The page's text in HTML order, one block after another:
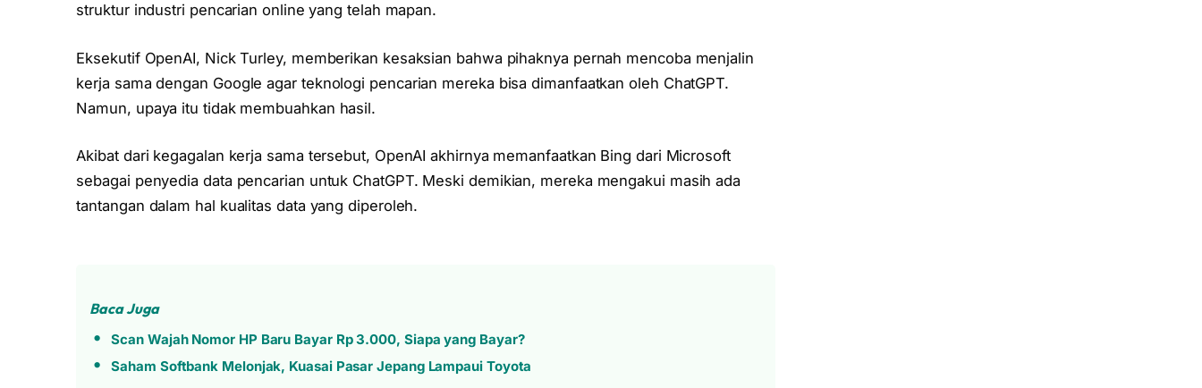
struktur industri pencarian online yang telah mapan.
Eksekutif OpenAI, Nick Turley, memberikan kesaksian bahwa pihaknya pernah mencoba menjalin
kerja sama dengan Google agar teknologi pencarian mereka bisa dimanfaatkan oleh ChatGPT.
Namun, upaya itu tidak membuahkan hasil.
Akibat dari kegagalan kerja sama tersebut, OpenAI akhirnya memanfaatkan Bing dari Microsoft
sebagai penyedia data pencarian untuk ChatGPT. Meski demikian, mereka mengakui masih ada
tantangan dalam hal kualitas data yang diperoleh.
Baca Juga
Scan Wajah Nomor HP Baru Bayar Rp 3.000, Siapa yang Bayar?
Saham Softbank Melonjak, Kuasai Pasar Jepang Lampaui Toyota